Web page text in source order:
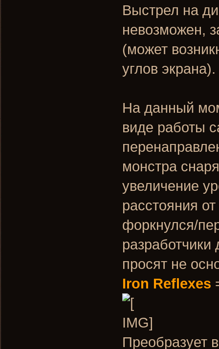
Выстрел на
невозможен,
(может
углов экрана).
На данный
виде работы
монстра
увеличение
расстояния
форкнулся/
просят не
Iron Reflexes
Преобразует